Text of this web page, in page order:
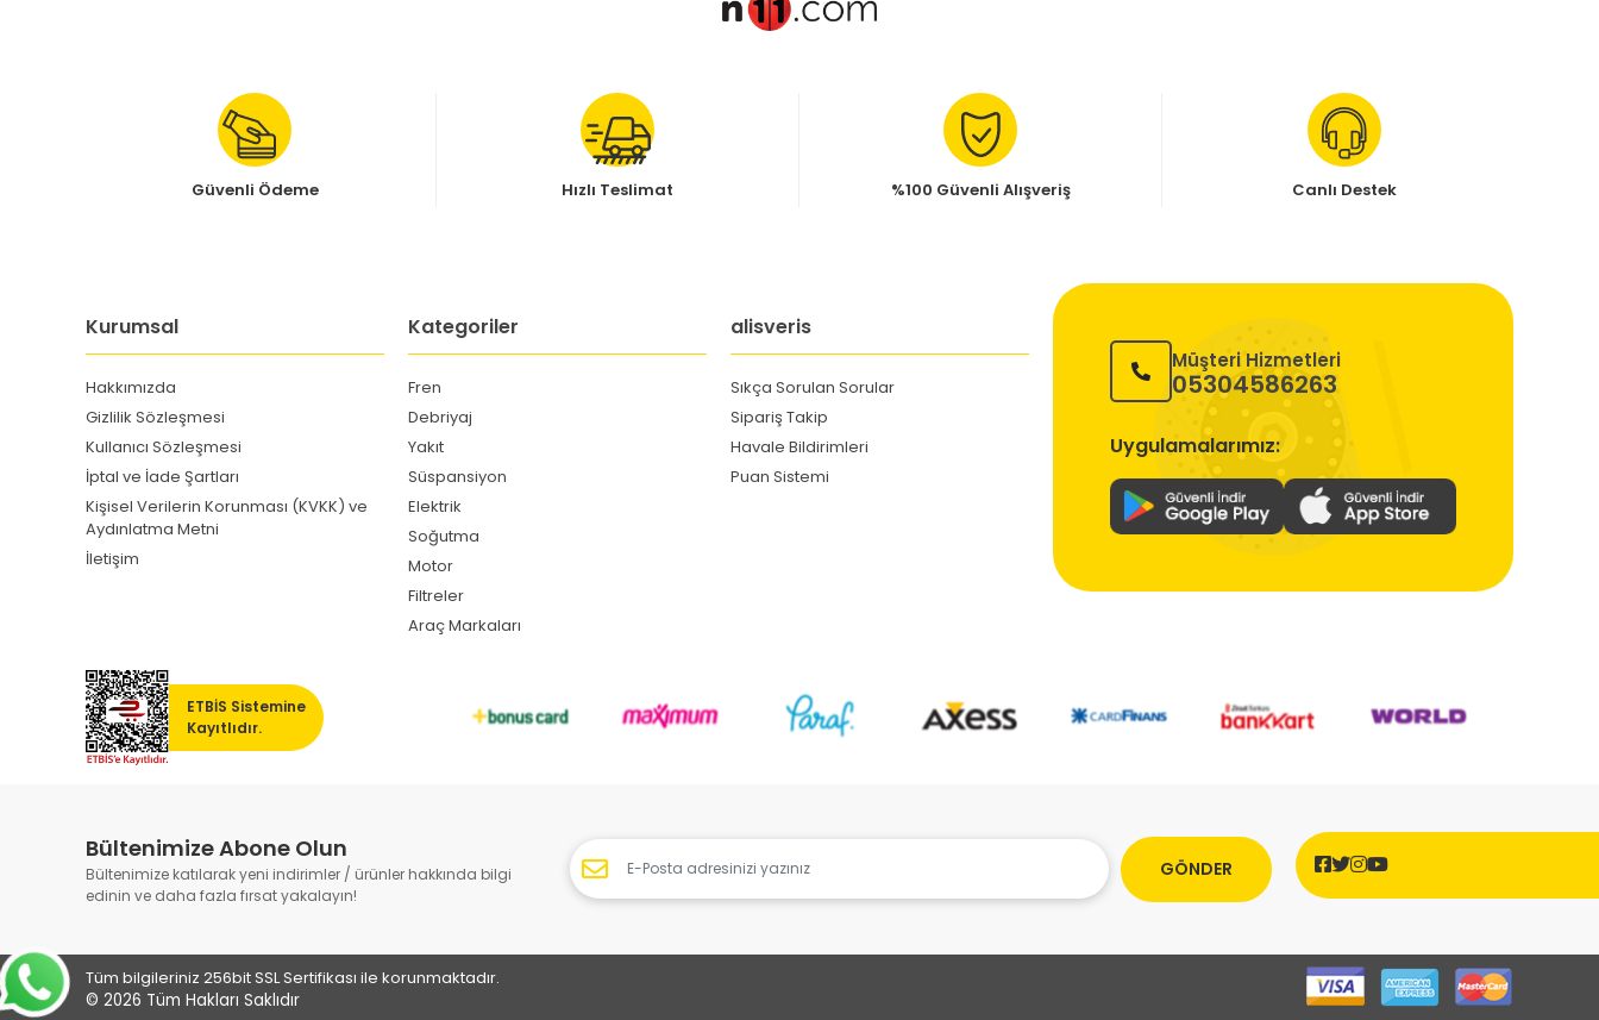
Güvenli Ödeme Hızlı Teslimat %100 Güvenli Alışveriş Canlı Destek
Kurumsal
Hakkımızda
Gizlilik Sözleşmesi
Kullanıcı Sözleşmesi
İptal ve İade Şartları
Kişisel Verilerin Korunması (KVKK) ve
Aydınlatma Metni
İletişim
Kategoriler
Fren
Debriyaj
Yakıt
Süspansiyon
Elektrik
Soğutma
Motor
Filtreler
Araç Markaları
alisveris
Sıkça Sorulan Sorular
Sipariş Takip
Havale Bildirimleri
Puan Sistemi
Müşteri Hizmetleri
05304586263
Uygulamalarımız:
ETBİS Sistemine
Kayıtlıdır.
Bültenimize Abone Olun
Bültenimize katılarak yeni indirimler / ürünler hakkında bilgi
edinin ve daha fazla fırsat yakalayın!
GÖNDER
Tüm bilgileriniz 256bit SSL Sertifikası ile korunmaktadır.
© 2026 Tüm Hakları Saklıdır